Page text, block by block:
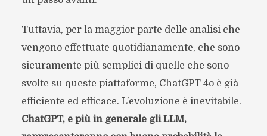
Tuttavia, per la maggior parte delle analisi che
vengono effettuate quotidianamente, che sono
sicuramente più semplici di quelle che sono
svolte su queste piattaforme, ChatGPT 4o è già
efficiente ed efficace. L’evoluzione è inevitabile.
ChatGPT, e più in generale gli LLM,